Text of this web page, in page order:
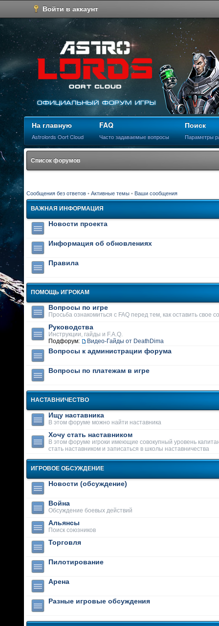
Войти в аккаунт
На главную
Astrolords Oort Cloud
FAQ
Часто задаваемые вопросы
Поиск
Параметры
Список форумов
Сообщения без ответов • Активные темы • Ваши сообщения
ВАЖНАЯ ИНФОРМАЦИЯ
Новости проекта
Информация об обновлениях
Правила
ПОМОЩЬ ИГРОКАМ
Вопросы по игре
Просьба ознакомиться с FAQ перед тем, как оставить свое
Руководства
Инструкции, гайды и F.A.Q.
Подфорум:
Видео-Гайды от DeathDima
Вопросы к администрации форума
Вопросы по платежам в игре
НАСТАВНИЧЕСТВО
Ищу наставника
В этом форуме можно найти наставника
Хочу стать наставником
В этом форуме игроки имеющие совокупный уровень
стать наставником и записаться в школы наставничества
ИГРОВОЕ ОБСУЖДЕНИЕ
Новости (обсуждение)
Война
Обсуждение боевых действий
Альянсы
Поиск союзников
Торговля
Пилотирование
Арена
Разные игровые обсуждения